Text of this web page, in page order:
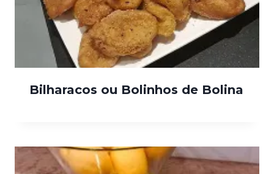
Bilharacos ou Bolinhos de Bolina